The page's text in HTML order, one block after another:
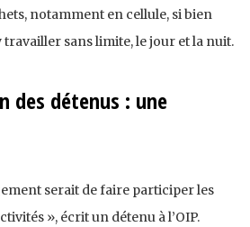
notamment en cellule, si bien
sans limite, le jour et la nuit.
des détenus : une
serait de faire participer les
», écrit un détenu à l’OIP.